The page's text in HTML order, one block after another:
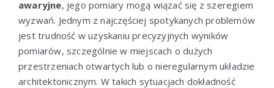
awaryjne, jego pomiary mogą wiązać się z szeregiem
wyzwań. Jednym z najczęściej spotykanych problemów
jest trudność w uzyskaniu precyzyjnych wyników
pomiarów, szczególnie w miejscach o dużych
przestrzeniach otwartych lub o nieregularnym układzie
architektonicznym. W takich sytuacjach dokładność